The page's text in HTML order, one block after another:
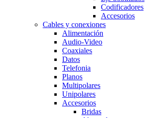
Codificadores
Accesorios
Cables y conexiones
Alimentación
Audio-Video
Coaxiales
Datos
Telefonia
Planos
Multipolares
Unipolares
Accesorios
Bridas